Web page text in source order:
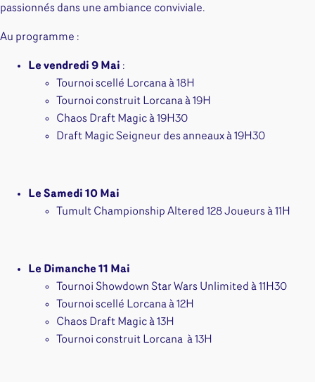
passionnés dans une ambiance conviviale.
Au programme :
Le vendredi 9 Mai :
Tournoi scellé Lorcana à 18H
Tournoi construit Lorcana à 19H
Chaos Draft Magic à 19H30
Draft Magic Seigneur des anneaux à 19H30
Le Samedi 10 Mai
Tumult Championship Altered 128 Joueurs à 11H
Le Dimanche 11 Mai
Tournoi Showdown Star Wars Unlimited à 11H30
Tournoi scellé Lorcana à 12H
Chaos Draft Magic à 13H
Tournoi construit Lorcana à 13H